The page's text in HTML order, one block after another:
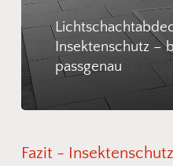
Insektenschutz –
passgenau
Fazit - Insektenschutz